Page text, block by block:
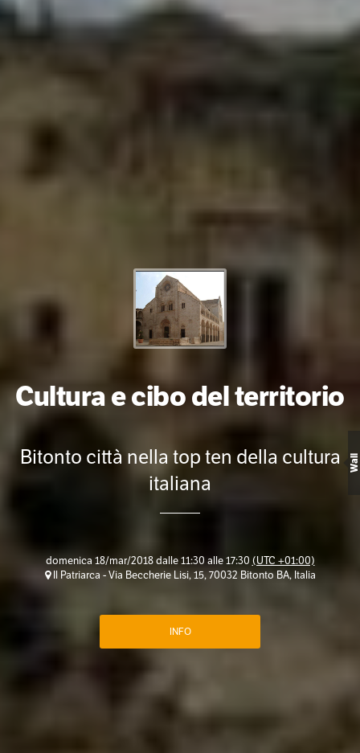
Cultura e cibo del territorio
Bitonto città nella top ten della cultura
italiana
domenica 18/mar/2018 dalle 11:30 alle 17:30 (UTC +01:00)
Il Patriarca - Via Beccherie Lisi, 15, 70032 Bitonto BA, Italia
INFO
Wall